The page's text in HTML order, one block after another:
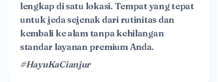
lengkap di satu lokasi. Tempat yang tepat
untuk jeda sejenak dari rutinitas dan
kembali ke alam tanpa kehilangan
standar layanan premium Anda.
#HayuKaCianjur